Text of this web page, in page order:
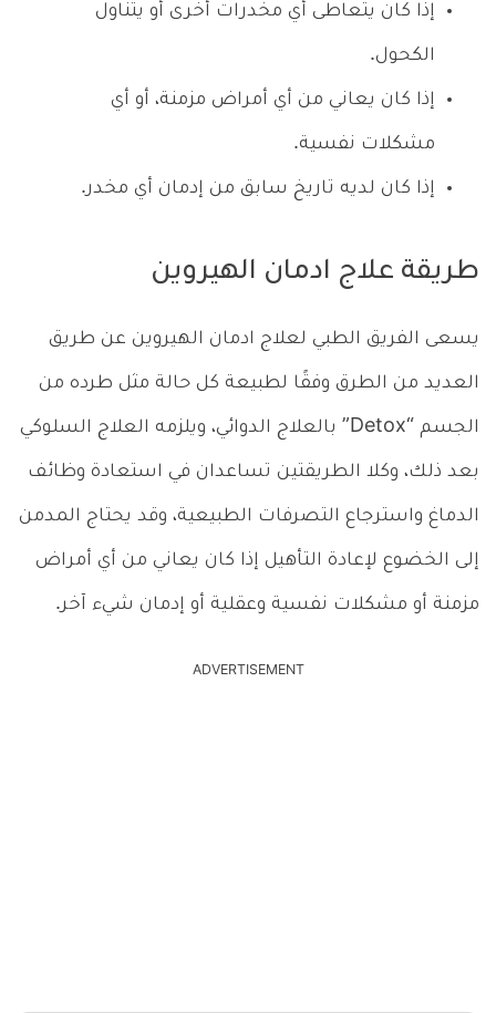
إذا كان يتعاطى أي مخدرات أخرى أو يتناول
الكحول.
إذا كان يعاني من أي أمراض مزمنة، أو أي
مشكلات نفسية.
إذا كان لديه تاريخ سابق من إدمان أي مخدر.
طريقة علاج ادمان الهيروين
يسعى الفريق الطبي لعلاج ادمان الهيروين عن طريق
العديد من الطرق وفقًا لطبيعة كل حالة مثل طرده من
الجسم “Detox” بالعلاج الدوائي، ويلزمه العلاج السلوكي
بعد ذلك، وكلا الطريقتين تساعدان في استعادة وظائف
الدماغ واسترجاع التصرفات الطبيعية، وقد يحتاج المدمن
إلى الخضوع لإعادة التأهيل إذا كان يعاني من أي أمراض
مزمنة أو مشكلات نفسية وعقلية أو إدمان شيء آخر.
ADVERTISEMENT